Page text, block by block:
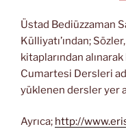
Üstad Bediüzzaman
Külliyatı’ından;
kitaplarından
Cumartesi Dersleri
yüklenen dersler yer
Ayrıca; http://